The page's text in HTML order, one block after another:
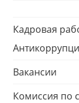
Кадровая
Вакансии
Комиссия по